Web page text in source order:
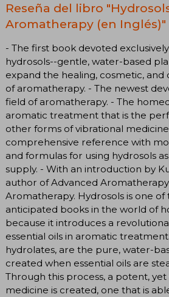
Reseña del libro
Aromatherapy (en Inglés)"
- The first book devoted
hydrosols--gentle, water-based
expand the healing, cosmetic, and
of aromatherapy. - The newest
field of aromatherapy. - The
aromatic treatment that is the
other forms of vibrational
comprehensive reference with
and formulas for using hydrosols
supply. - With an introduction by
author of Advanced
Aromatherapy. Hydrosols is one of
anticipated books in the world of
because it introduces a
essential oils in aromatic
hydrolates, are the pure, water-
created when essential oils are
Through this process, a potent,
medicine is created, one that is